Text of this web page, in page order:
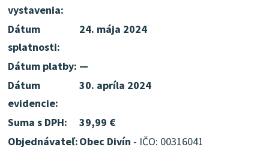
vystavenia:
Dátum
splatnosti:
24. mája 2024
Dátum platby: —
Dátum
evidencie:
30. apríla 2024
Suma s DPH:
39,99 €
Objednávateľ:Obec Divín - IČO: 00316041